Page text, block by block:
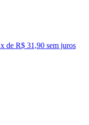
x de R$ 31,90 sem juros